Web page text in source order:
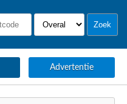
Advertentie